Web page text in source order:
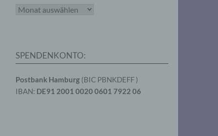
Archiv
SPENDENKONTO:
Postbank Hamburg (BIC PBNKDEFF )
IBAN: DE91 2001 0020 0601 7922 06